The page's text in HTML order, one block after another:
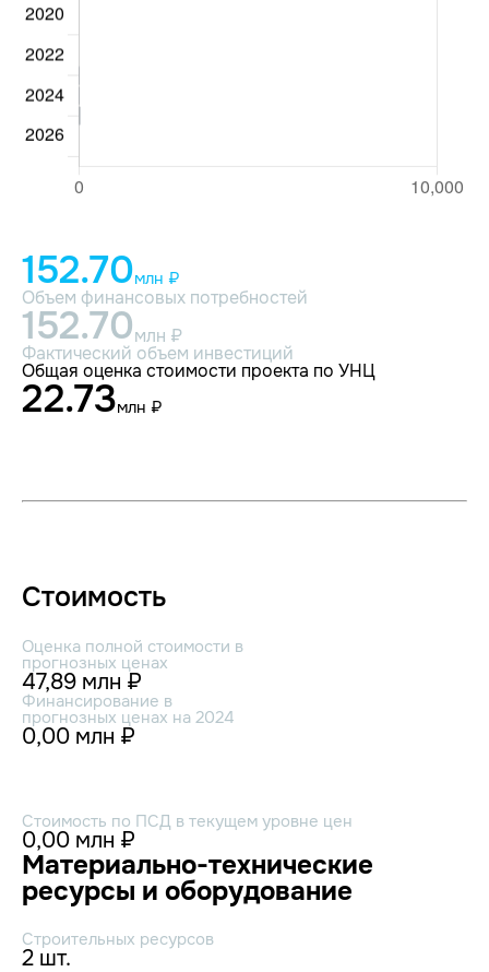
152.70млн ₽
Объем финансовых потребностей
152.70млн ₽
Фактический объем инвестиций
Общая оценка стоимости проекта по УНЦ
22.73млн ₽
Стоимость
Оценка полной стоимости в
прогнозных ценах
47,89 млн ₽
Финансирование в
прогнозных ценах на 2024
0,00 млн ₽
Стоимость по ПСД в текущем уровне цен
0,00 млн ₽
Материально-технические
ресурсы и оборудование
Строительных ресурсов
2 шт.